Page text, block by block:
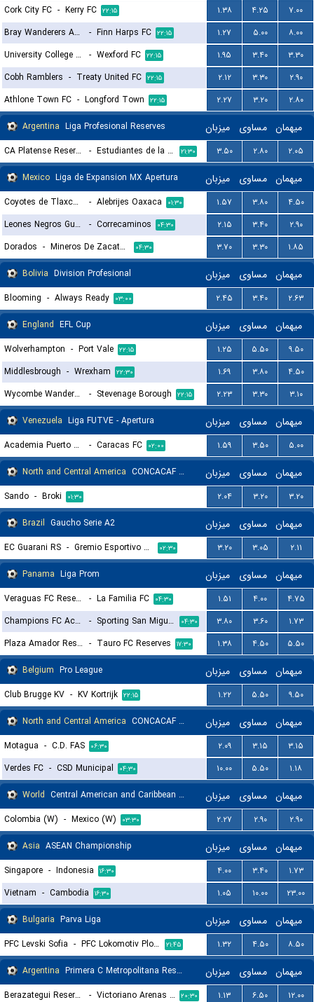
Cork City FC - Kerry FC ۲۲:۱۵ ۱.۳۸ ۴.۲۵
۷.۰۰
Bray Wanderers AFC
- Finn Harps FC ۲۲:۱۵ ۱.۲۷ ۵.۰۰
۸.۰۰
University College Dublin FC
- Wexford FC ۲۲:۱۵ ۱.۹۵ ۳.۴۰
۳.۳۰
Cobh Ramblers - Treaty United FC ۲۲:۱۵ ۲.۱۲ ۳.۳۰
۲.۹۰
Athlone Town FC - Longford Town ۲۲:۱۵ ۲.۲۷ ۳.۲۰
۲.۸۰
Argentina Liga Profesional Reserves میزبان مساوی میهمان
CA Platense Reserves - Estudiantes de la Plata Reserves ۲۱:۳۰ ۳.۵۰ ۲.۸۰
۲.۰۵
Mexico Liga de Expansion MX Apertura میزبان مساوی میهمان
Coyotes de Tlaxcala - Alebrijes Oaxaca ۰۱:۳۰ ۱.۵۷ ۳.۸۰
۴.۵۰
Leones Negros Guadalajara
- Correcaminos ۰۴:۳۰ ۲.۱۵ ۳.۴۰
۲.۹۰
Dorados - Mineros De Zacatecas ۰۴:۳۰ ۳.۷۰ ۳.۳۰
۱.۸۵
Bolivia Division Profesional میزبان مساوی میهمان
Blooming - Always Ready ۰۳:۰۰ ۲.۴۵ ۳.۴۰
۲.۶۳
England EFL Cup میزبان مساوی میهمان
Wolverhampton - Port Vale ۲۲:۱۵ ۱.۲۵ ۵.۵۰
۹.۵۰
Middlesbrough - Wrexham ۲۲:۳۰ ۱.۶۹ ۳.۸۰
۴.۵۰
Wycombe Wanderers
- Stevenage Borough ۲۲:۱۵ ۲.۲۳ ۳.۳۰
۳.۱۰
Venezuela Liga FUTVE - Apertura میزبان مساوی میهمان
Academia Puerto Cabello - Caracas FC ۰۲:۰۰ ۱.۵۹ ۳.۵۰
۵.۰۰
North and Central America CONCACAF Caribbean Cup Group A میزبان مساوی میهمان
Sando - Broki ۰۱:۳۰ ۲.۰۴ ۳.۲۰
۳.۲۰
Brazil Gaucho Serie A2 میزبان مساوی میهمان
EC Guarani RS - Gremio Esportivo Brasil RS ۰۲:۳۰ ۳.۲۰ ۳.۰۵
۲.۱۱
Panama Liga Prom میزبان مساوی میهمان
Veraguas FC Reserves - La Familia FC ۰۴:۳۰ ۱.۵۱ ۴.۰۰
۴.۷۵
Champions FC Academy
- Sporting San Miguelito Reserves ۰۴:۳۰ ۳.۸۰ ۳.۶۰
۱.۷۳
Plaza Amador Reserves - Tauro FC Reserves ۱۷:۳۰ ۱.۳۸ ۴.۵۰
۵.۵۰
Belgium Pro League میزبان مساوی میهمان
Club Brugge KV - KV Kortrijk ۲۲:۱۵ ۱.۲۲ ۵.۵۰
۹.۵۰
North and Central America CONCACAF Central American Cup, Group D میزبان مساوی میهمان
Motagua - C.D. FAS ۰۶:۳۰ ۲.۰۹ ۳.۱۵
۳.۱۵
Verdes FC - CSD Municipal ۰۴:۳۰ ۱۰.۰۰ ۵.۵۰
۱.۱۸
World Central American and Caribbean Games Women میزبان مساوی میهمان
Colombia (W) - Mexico (W) ۰۳:۳۰ ۲.۲۷ ۲.۹۰
۲.۹۰
Asia ASEAN Championship میزبان مساوی میهمان
Singapore - Indonesia ۱۶:۳۰ ۴.۰۰ ۳.۴۰
۱.۷۳
Vietnam - Cambodia ۱۶:۳۰ ۱.۰۵ ۱۰.۰۰
۲۳.۰۰
Bulgaria Parva Liga میزبان مساوی میهمان
PFC Levski Sofia - PFC Lokomotiv Plovdiv 1936 ۲۱:۴۵ ۱.۳۲ ۴.۵۰
۸.۵۰
Argentina Primera C Metropolitana Reserves میزبان مساوی میهمان
Berazategui Reserves - Victoriano Arenas Reserves ۲۰:۳۰ ۱.۱۳ ۶.۵۰
۱۲.۰۰